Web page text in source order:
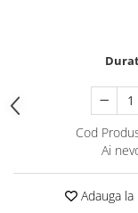
Cod
Ai
Adauga la